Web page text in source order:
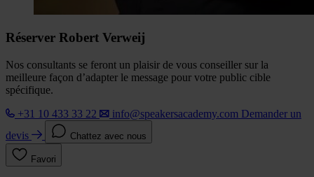
Réserver Robert Verweij
Nos consultants se feront un plaisir de vous conseiller sur la
meilleure façon d’adapter le message pour votre public cible
spécifique.
+31 10 433 33 22
info@speakersacademy.com Demander un
devis
Chattez avec nous
Favori